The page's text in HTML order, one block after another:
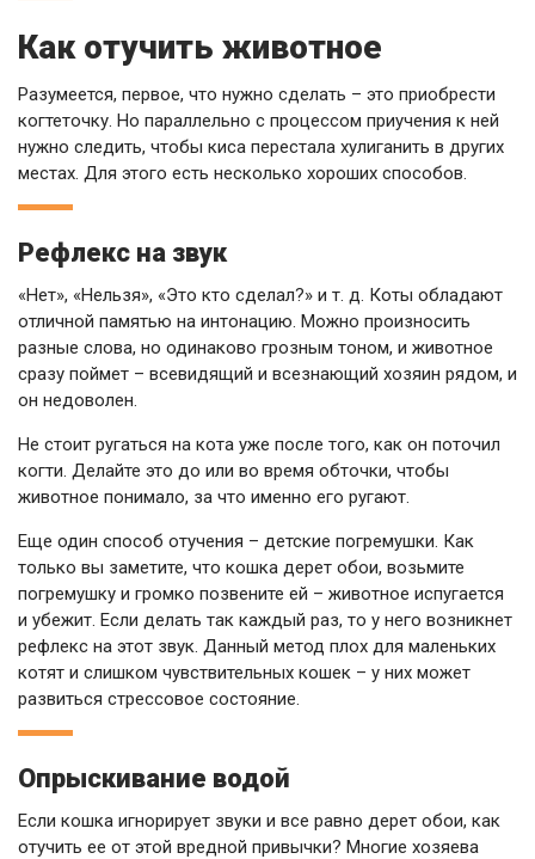
Как отучить животное
Разумеется, первое, что нужно сделать – это приобрести
когтеточку. Но параллельно с процессом приучения к ней
нужно следить, чтобы киса перестала хулиганить в других
местах. Для этого есть несколько хороших способов.
Рефлекс на звук
«Нет», «Нельзя», «Это кто сделал?» и т. д. Коты обладают
отличной памятью на интонацию. Можно произносить
разные слова, но одинаково грозным тоном, и животное
сразу поймет – всевидящий и всезнающий хозяин рядом, и
он недоволен.
Не стоит ругаться на кота уже после того, как он поточил
когти. Делайте это до или во время обточки, чтобы
животное понимало, за что именно его ругают.
Еще один способ отучения – детские погремушки. Как
только вы заметите, что кошка дерет обои, возьмите
погремушку и громко позвените ей – животное испугается
и убежит. Если делать так каждый раз, то у него возникнет
рефлекс на этот звук. Данный метод плох для маленьких
котят и слишком чувствительных кошек – у них может
развиться стрессовое состояние.
Опрыскивание водой
Если кошка игнорирует звуки и все равно дерет обои, как
отучить ее от этой вредной привычки? Многие хозяева